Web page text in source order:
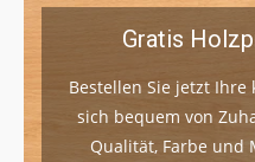
Gratis
Bestellen Sie jetzt Ihre
sich bequem von
Qualität, Farbe und